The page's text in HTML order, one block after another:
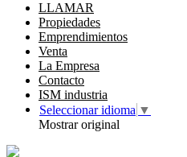
LLAMAR
Propiedades
Emprendimientos
Venta
La Empresa
Contacto
ISM industria
Seleccionar idioma ▼
Mostrar original